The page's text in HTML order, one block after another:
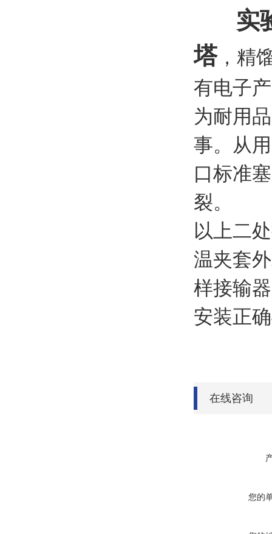
实验
塔，精
有电子
为耐用
事。从
口标准
裂。
以上二
温夹套
样接输
安装正
在线咨询
您的